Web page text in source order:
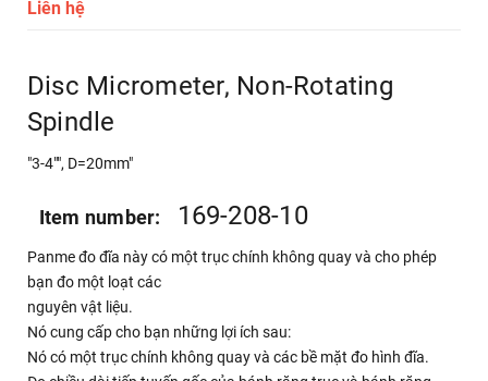
Liên hệ
Disc Micrometer, Non-Rotating
Spindle
"3-4"", D=20mm"
Item number: 169-208-10
Panme đo đĩa này có một trục chính không quay và cho phép
bạn đo một loạt các
nguyên vật liệu.
Nó cung cấp cho bạn những lợi ích sau:
Nó có một trục chính không quay và các bề mặt đo hình đĩa.